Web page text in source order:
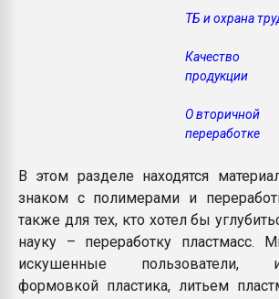
ТБ и охрана
Качество
продукции
О вторичной
переработке
В этом разделе находятся
знаком с полимерами и
также для тех, кто хотел бы
науку – переработку пластмасс.
искушенные пользователи,
формовкой пластика, литьем